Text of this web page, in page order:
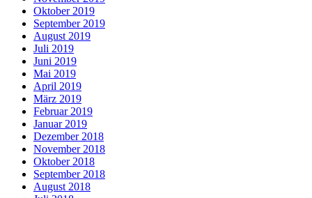
Oktober 2019
September 2019
August 2019
Juli 2019
Juni 2019
Mai 2019
April 2019
März 2019
Februar 2019
Januar 2019
Dezember 2018
November 2018
Oktober 2018
September 2018
August 2018